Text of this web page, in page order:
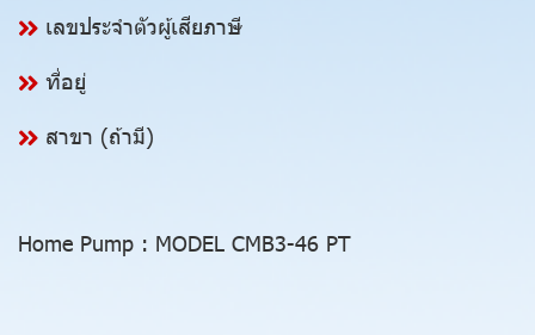
เลขประจำตัวผู้เสียภาษี
ที่อยู่
สาขา (ถ้ามี)
Home Pump : MODEL CMB3-46 PT